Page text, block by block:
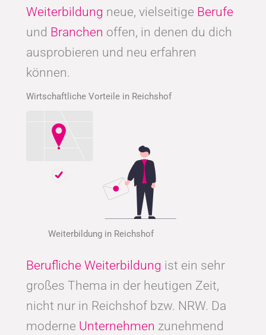
Weiterbildung neue, vielseitige Berufe
und Branchen offen, in denen du dich
ausprobieren und neu erfahren
können.
Wirtschaftliche Vorteile in Reichshof
Weiterbildung in Reichshof
Berufliche Weiterbildung ist ein sehr
großes Thema in der heutigen Zeit,
nicht nur in Reichshof bzw. NRW. Da
moderne Unternehmen zunehmend